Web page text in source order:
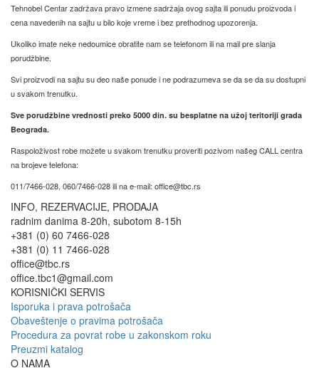
Tehnobel Centar zadržava pravo izmene sadržaja ovog sajta ili ponudu proizvoda i
cena navedenih na sajtu u bilo koje vreme i bez prethodnog upozorenja.
Ukoliko imate neke nedoumice obratite nam se telefonom ili na mail pre slanja
porudžbine.
Svi proizvodi na sajtu su deo naše ponude i ne podrazumeva se da se da su dostupni
u svakom trenutku.
Sve porudžbine vrednosti preko 5000 din. su besplatne na užoj teritoriji grada
Beograda.
Raspoloživost robe možete u svakom trenutku proveriti pozivom našeg CALL centra
na brojeve telefona:
011/7466-028, 060/7466-028 ili na e-mail: office@tbc.rs
INFO, REZERVACIJE, PRODAJA
radnim danima 8-20h, subotom 8-15h
+381 (0) 60 7466-028
+381 (0) 11 7466-028
office@tbc.rs
office.tbc1@gmail.com
KORISNIČKI SERVIS
Isporuka i prava potrošača
Obaveštenje o pravima potrošača
Procedura za povrat robe u zakonskom roku
Preuzmi katalog
O NAMA